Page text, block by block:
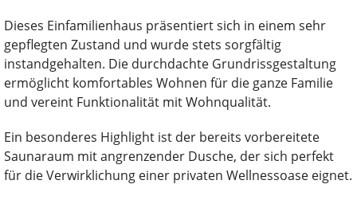
Dieses Einfamilienhaus präsentiert sich in einem sehr
gepflegten Zustand und wurde stets sorgfältig
instandgehalten. Die durchdachte Grundrissgestaltung
ermöglicht komfortables Wohnen für die ganze Familie
und vereint Funktionalität mit Wohnqualität.
Ein besonderes Highlight ist der bereits vorbereitete
Saunaraum mit angrenzender Dusche, der sich perfekt
für die Verwirklichung einer privaten Wellnessoase eignet.